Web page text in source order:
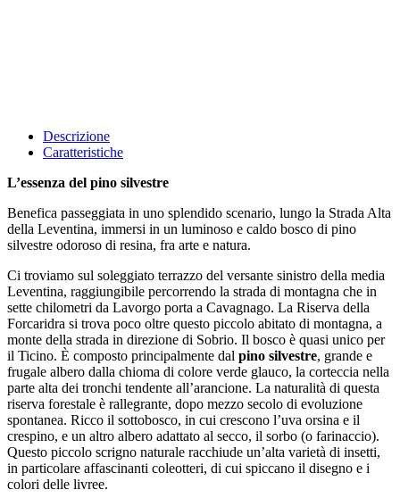
Descrizione
Caratteristiche
L’essenza del pino silvestre
Benefica passeggiata in uno splendido scenario, lungo la Strada Alta
della Leventina, immersi in un luminoso e caldo bosco di pino
silvestre odoroso di resina, fra arte e natura.
Ci troviamo sul soleggiato terrazzo del versante sinistro della media
Leventina, raggiungibile percorrendo la strada di montagna che in
sette chilometri da Lavorgo porta a Cavagnago. La Riserva della
Forcaridra si trova poco oltre questo piccolo abitato di montagna, a
monte della strada in direzione di Sobrio. Il bosco è quasi unico per
il Ticino. È composto principalmente dal pino silvestre, grande e
frugale albero dalla chioma di colore verde glauco, la corteccia nella
parte alta dei tronchi tendente all’arancione. La naturalità di questa
riserva forestale è rallegrante, dopo mezzo secolo di evoluzione
spontanea. Ricco il sottobosco, in cui crescono l’uva orsina e il
crespino, e un altro albero adattato al secco, il sorbo (o farinaccio).
Questo piccolo scrigno naturale racchiude un’alta varietà di insetti,
in particolare affascinanti coleotteri, di cui spiccano il disegno e i
colori delle livree.